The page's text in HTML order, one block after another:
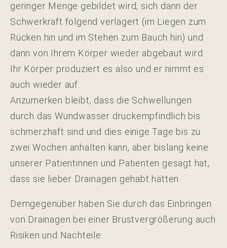
geringer Menge gebildet wird, sich dann der
Schwerkraft folgend verlagert (im Liegen zum
Rücken hin und im Stehen zum Bauch hin) und
dann von Ihrem Körper wieder abgebaut wird.
Ihr Körper produziert es also und er nimmt es
auch wieder auf.
Anzumerken bleibt, dass die Schwellungen
durch das Wundwasser druckempfindlich bis
schmerzhaft sind und dies einige Tage bis zu
zwei Wochen anhalten kann, aber bislang keine
unserer Patientinnen und Patienten gesagt hat,
dass sie lieber Drainagen gehabt hätten.
Demgegenüber haben Sie durch das Einbringen
von Drainagen bei einer Brustvergrößerung auch
Risiken und Nachteile: